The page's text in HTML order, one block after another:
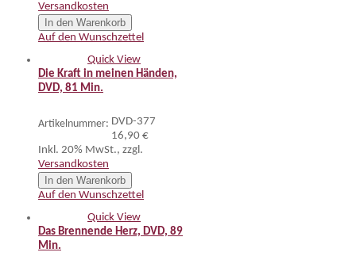
Versandkosten
In den Warenkorb
Auf den Wunschzettel
Quick View
Die Kraft in meinen Händen,
DVD, 81 Min.
Artikelnummer: DVD-377
16,90 €
Inkl. 20% MwSt., zzgl.
Versandkosten
In den Warenkorb
Auf den Wunschzettel
Quick View
Das Brennende Herz, DVD, 89
Min.